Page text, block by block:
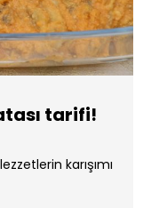
tarifi!
karışımı